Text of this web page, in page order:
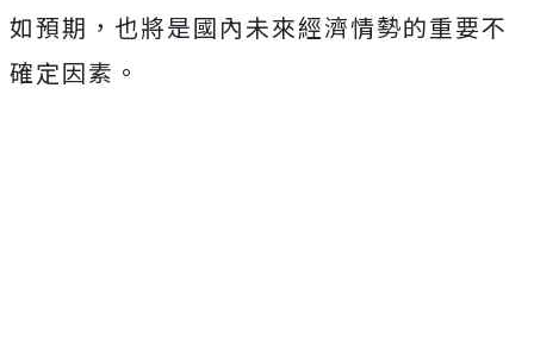
如預期，也將是國內未來經濟情勢的重要不
確定因素。